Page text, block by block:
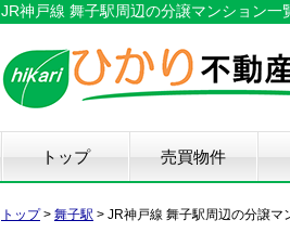
JR神戸線 舞子駅周辺の分譲マンション
トップ 売買物件
新築戸建て
中古戸建て
マンション
土地
トップ> 舞子駅 > JR神戸線 舞子駅周辺の分譲マ